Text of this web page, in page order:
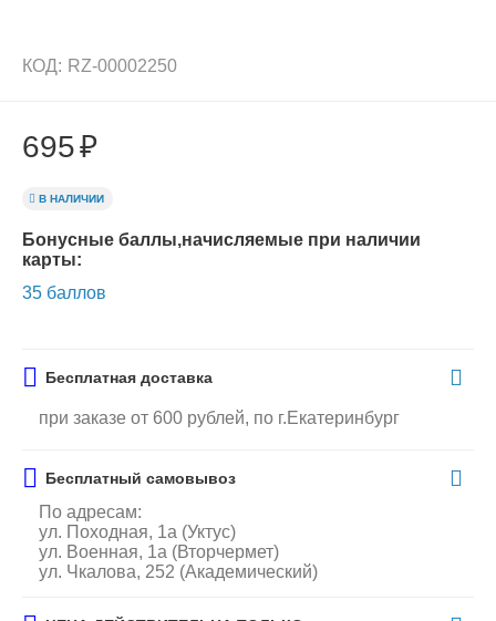
КОД: RZ-00002250
695₽
В НАЛИЧИИ
Бонусные баллы,начисляемые при наличии
карты:
35 баллов
Бесплатная доставка
при заказе от 600 рублей, по г.Екатеринбург
Бесплатный самовывоз
По адресам:
ул. Походная, 1а (Уктус)
ул. Военная, 1а (Вторчермет)
ул. Чкалова, 252 (Академический)